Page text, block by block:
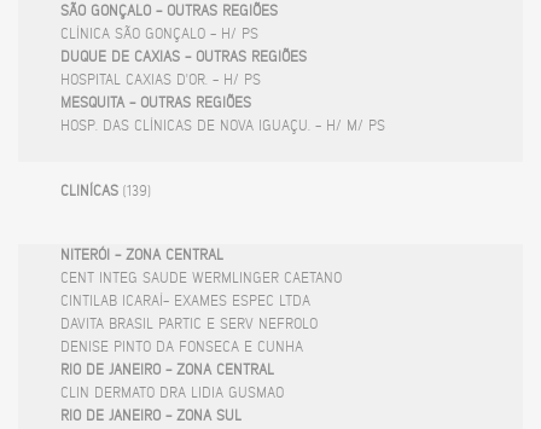
SÃO GONÇALO - OUTRAS REGIÕES
CLÍNICA SÃO GONÇALO - H/ PS
DUQUE DE CAXIAS - OUTRAS REGIÕES
HOSPITAL CAXIAS D'OR. - H/ PS
MESQUITA - OUTRAS REGIÕES
HOSP. DAS CLÍNICAS DE NOVA IGUAÇU. - H/ M/ PS
CLINÍCAS (139)
NITERÓI - ZONA CENTRAL
CENT INTEG SAUDE WERMLINGER CAETANO
CINTILAB ICARAÍ- EXAMES ESPEC LTDA
DAVITA BRASIL PARTIC E SERV NEFROLO
DENISE PINTO DA FONSECA E CUNHA
RIO DE JANEIRO - ZONA CENTRAL
CLIN DERMATO DRA LIDIA GUSMAO
RIO DE JANEIRO - ZONA SUL